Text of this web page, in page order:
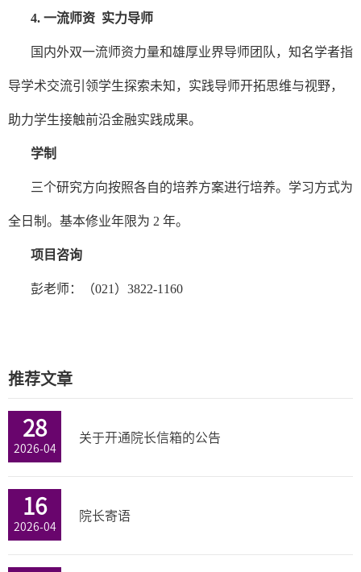
4. 一流师资 实力导师
国内外双一流师资力量和雄厚业界导师团队，知名学者指
导学术交流引领学生探索未知，实践导师开拓思维与视野，
助力学生接触前沿金融实践成果。
学制
三个研究方向按照各自的培养方案进行培养。学习方式为
全日制。基本修业年限为 2 年。
项目咨询
彭老师：（021 ） 3822-1160
推荐文章
28
2026-04
关于开通院长信箱的公告
16
2026-04
院长寄语